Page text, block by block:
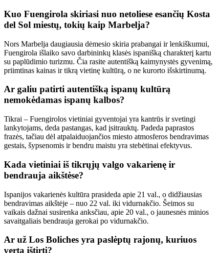
Kuo Fuengirola skiriasi nuo netoliese esančių Kosta
del Sol miestų, tokių kaip Marbelja?
Nors Marbelja daugiausia dėmesio skiria prabangai ir lenkiškumui,
Fuengirola išlaiko savo darbininkų klasės ispanišką charakterį kartu
su paplūdimio turizmu. Čia rasite autentišką kaimynystės gyvenimą,
priimtinas kainas ir tikrą vietinę kultūrą, o ne kurorto išskirtinumą.
Ar galiu patirti autentišką ispanų kultūrą
nemokėdamas ispanų kalbos?
Tikrai – Fuengirolos vietiniai gyventojai yra kantrūs ir svetingi
lankytojams, deda pastangas, kad įsitrauktų. Padeda paprastos
frazės, tačiau dėl atpalaiduojančios miesto atmosferos bendravimas
gestais, šypsenomis ir bendru maistu yra stebėtinai efektyvus.
Kada vietiniai iš tikrųjų valgo vakarienę ir
bendrauja aikštėse?
Ispanijos vakarienės kultūra prasideda apie 21 val., o didžiausias
bendravimas aikštėje – nuo ​​22 val. iki vidurnakčio. Šeimos su
vaikais dažnai susirenka anksčiau, apie 20 val., o jaunesnės minios
savaitgaliais bendrauja gerokai po vidurnakčio.
Ar už Los Boliches yra paslėptų rajonų, kuriuos
verta ištirti?